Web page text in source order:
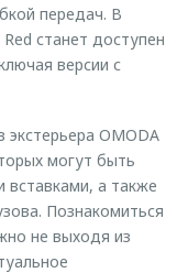
передач. В
станет доступен
версии с
OMODA
могут быть
а также
Познакомиться
не выходя из